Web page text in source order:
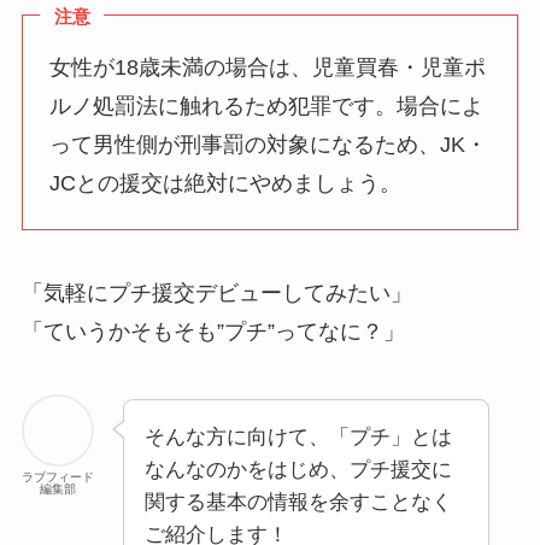
注意
女性が18歳未満の場合は、児童買春・児童ポ
ルノ処罰法に触れるため犯罪です。場合によ
って男性側が刑事罰の対象になるため、JK・
JCとの援交は絶対にやめましょう。
「気軽にプチ援交デビューしてみたい」
「ていうかそもそも”プチ”ってなに？」
ラブフィード
編集部
そんな方に向けて、「プチ」とは
なんなのかをはじめ、プチ援交に
関する基本の情報を余すことなく
ご紹介します！